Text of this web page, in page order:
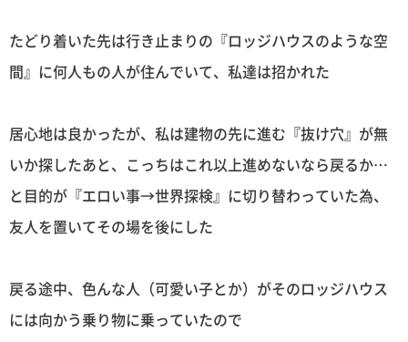
たどり着いた先は行き止まりの『ロッジハウスのような空
間』に何人もの人が住んでいて、私達は招かれた
居心地は良かったが、私は建物の先に進む『抜け穴』が無
いか探したあと、こっちはこれ以上進めないなら戻るか…
と目的が『エロい事→世界探検』に切り替わっていた為、
友人を置いてその場を後にした
戻る途中、色んな人（可愛い子とか）がそのロッジハウス
には向かう乗り物に乗っていたので